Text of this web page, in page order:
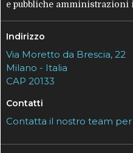
e pubbliche amministrazioni
Indirizzo
Via Moretto da Brescia, 22
Milano - Italia
CAP 20133
Contatti
Contatta il nostro team